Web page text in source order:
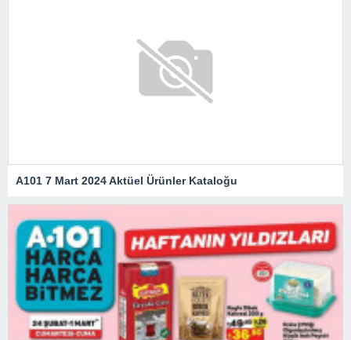
A101 7 Mart 2024 Aktüel Ürünler Kataloğu